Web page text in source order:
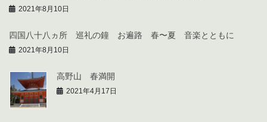
2021年8月10日
四国八十八ヵ所 巡礼の鐘 お遍路 春〜夏 音楽とともに
2021年8月10日
高野山 春満開
2021年4月17日